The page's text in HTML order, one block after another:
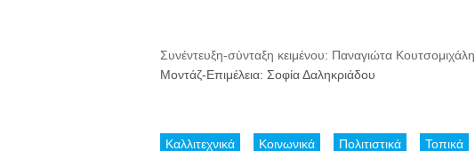
Συνέντευξη-σύνταξη κειμένου: Παναγιώτα Κουτσομιχάλη
Μοντάζ-Επιμέλεια: Σοφία Δαληκριάδου
Καλλιτεχνικά Κοινωνικά Πολιτιστικά Τοπικά